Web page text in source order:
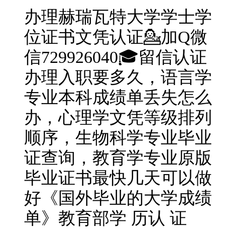
办理赫瑞瓦特大学学士学
位证书文凭认证💁加Q微
信729926040🎓留信认证
办理入职要多久，语言学
专业本科成绩单丢失怎么
办，心理学文凭等级排列
顺序，生物科学专业毕业
证查询，教育学专业原版
毕业证书最快几天可以做
好《国外毕业的大学成绩
单》教育部学 历认 证